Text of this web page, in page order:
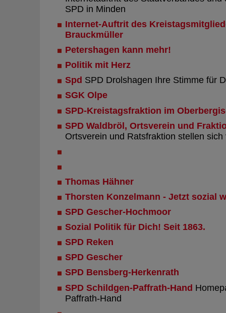
SPD in Minden
Internet-Auftrit des
Brauckmüller
Petershagen kann mehr!
Politik mit Herz
Spd SPD Drolshagen Ihre Stimme für
SGK Olpe
SPD-Kreistagsfraktion im
SPD Waldbröl, Ortsverein und
Ortsverein und Ratsfraktion stellen
Thomas Hähner
Thorsten Konzelmann - Jetzt sozial
SPD Gescher-Hochmoor
Sozial Politik für Dich! Seit 1863.
SPD Reken
SPD Gescher
SPD Bensberg-Herkenrath
SPD Schildgen-Paffrath-Hand
Paffrath-Hand